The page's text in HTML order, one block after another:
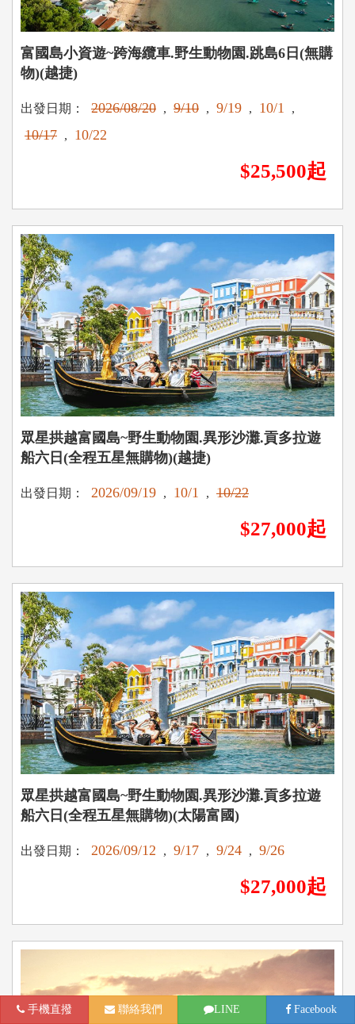
富國島小資遊~跨海纜車.野生動物園.跳島6日(無購
物)(越捷)
出發日期： 2026/08/20 , 9/10 , 9/19 , 10/1 ,
10/17 , 10/22
$25,500起
眾星拱越富國島~野生動物園.異形沙灘.貢多拉遊
船六日(全程五星無購物)(越捷)
出發日期： 2026/09/19 , 10/1 , 10/22
$27,000起
眾星拱越富國島~野生動物園.異形沙灘.貢多拉遊
船六日(全程五星無購物)(太陽富國)
出發日期： 2026/09/12 , 9/17 , 9/24 , 9/26
$27,000起
手機直撥 聯絡我們 LINE Facebook